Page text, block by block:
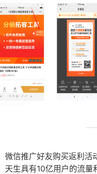
微信推广好友购买返利活
天生具有10亿用户的流量